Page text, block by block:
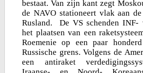
bestaat. Van zijn kant zegt
de NAVO stationeert vlak aan
Rusland. De VS schenden INF-
het plaatsen van een
Roemenie op een paar
Russische grens. Volgens de
een antiraket